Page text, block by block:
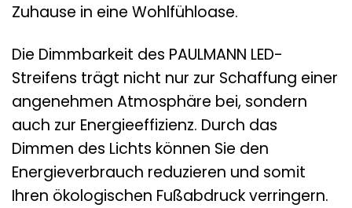
Zuhause in eine Wohlfühloase.
Die Dimmbarkeit des PAULMANN LED-
Streifens trägt nicht nur zur Schaffung einer
angenehmen Atmosphäre bei, sondern
auch zur Energieeffizienz. Durch das
Dimmen des Lichts können Sie den
Energieverbrauch reduzieren und somit
Ihren ökologischen Fußabdruck verringern.